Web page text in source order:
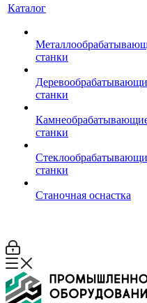
Каталог
станки
станки
станки
станки
Станочная оснастка